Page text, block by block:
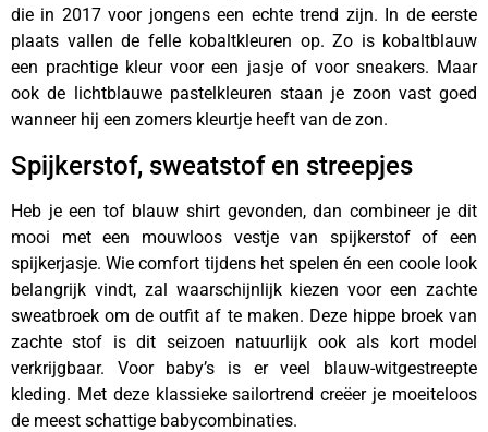
die in 2017 voor jongens een echte trend zijn. In de eerste
plaats vallen de felle kobaltkleuren op. Zo is kobaltblauw
een prachtige kleur voor een jasje of voor sneakers. Maar
ook de lichtblauwe pastelkleuren staan je zoon vast goed
wanneer hij een zomers kleurtje heeft van de zon.
Spijkerstof, sweatstof en streepjes
Heb je een tof blauw shirt gevonden, dan combineer je dit
mooi met een mouwloos vestje van spijkerstof of een
spijkerjasje. Wie comfort tijdens het spelen én een coole look
belangrijk vindt, zal waarschijnlijk kiezen voor een zachte
sweatbroek om de outfit af te maken. Deze hippe broek van
zachte stof is dit seizoen natuurlijk ook als kort model
verkrijgbaar. Voor baby’s is er veel blauw-witgestreepte
kleding. Met deze klassieke sailortrend creëer je moeiteloos
de meest schattige babycombinaties.